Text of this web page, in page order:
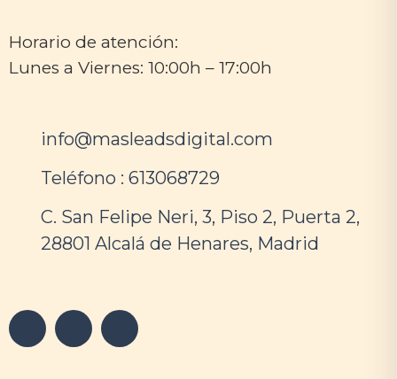
Horario de atención:
Lunes a Viernes: 10:00h – 17:00h
info@masleadsdigital.com
Teléfono : 613068729
C. San Felipe Neri, 3, Piso 2, Puerta 2,
28801 Alcalá de Henares, Madrid